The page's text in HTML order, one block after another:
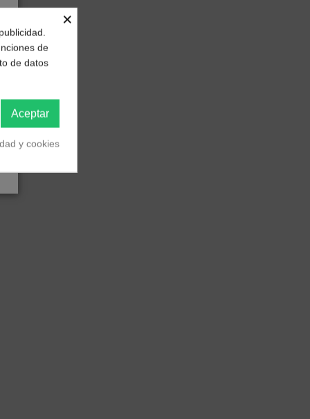
×
de
de datos
Aceptar
y cookies